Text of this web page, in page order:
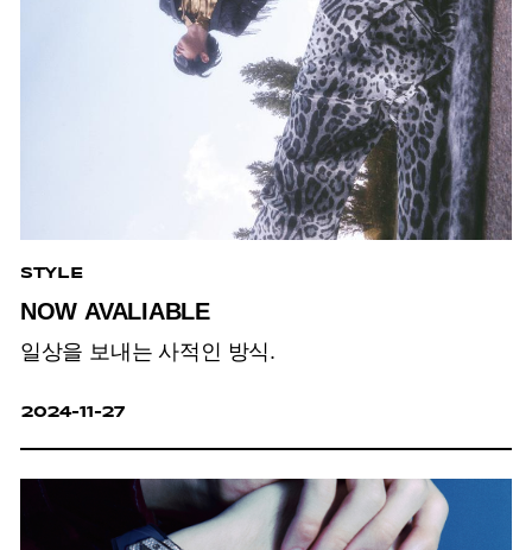
STYLE
NOW AVALIABLE
일상을 보내는 사적인 방식.
2024-11-27